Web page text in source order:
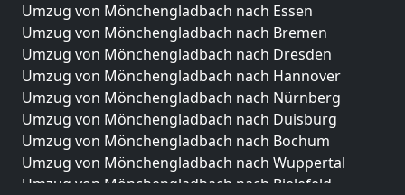
Umzug von Mönchengladbach nach Essen
Umzug von Mönchengladbach nach Bremen
Umzug von Mönchengladbach nach Dresden
Umzug von Mönchengladbach nach Hannover
Umzug von Mönchengladbach nach Nürnberg
Umzug von Mönchengladbach nach Duisburg
Umzug von Mönchengladbach nach Bochum
Umzug von Mönchengladbach nach Wuppertal
Umzug von Mönchengladbach nach Bielefeld